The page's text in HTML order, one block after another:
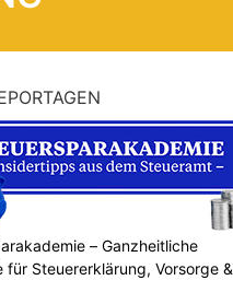
– Ganzheitliche
für Steuererklärung, Vorsorge &